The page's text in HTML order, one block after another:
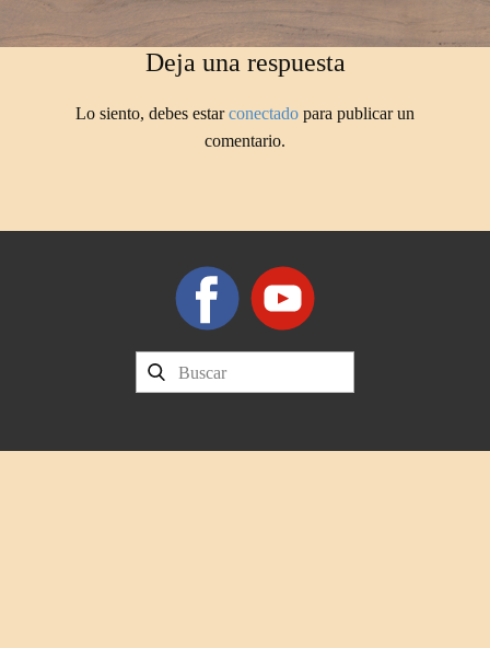
Deja una respuesta
Lo siento, debes estarconectado para publicar un
comentario.